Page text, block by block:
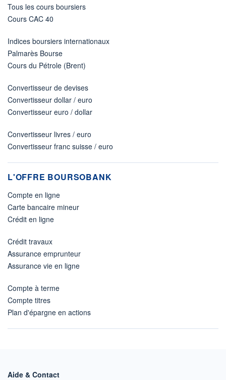
Tous les cours boursiers
Cours CAC 40
Indices boursiers internationaux
Palmarès Bourse
Cours du Pétrole (Brent)
Convertisseur de devises
Convertisseur dollar / euro
Convertisseur euro / dollar
Convertisseur livres / euro
Convertisseur franc suisse / euro
L'OFFRE BOURSOBANK
Compte en ligne
Carte bancaire mineur
Crédit en ligne
Crédit travaux
Assurance emprunteur
Assurance vie en ligne
Compte à terme
Compte titres
Plan d'épargne en actions
Aide & Contact